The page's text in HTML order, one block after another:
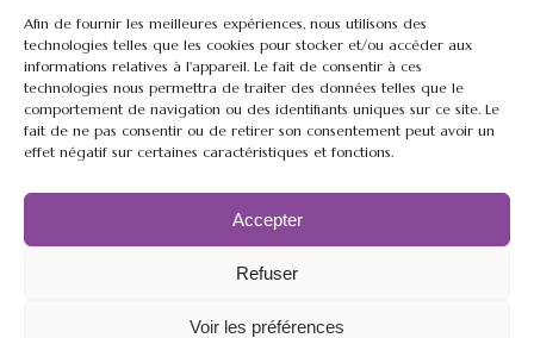
Afin de fournir les meilleures expériences, nous utilisons des
technologies telles que les cookies pour stocker et/ou accéder aux
informations relatives à l'appareil. Le fait de consentir à ces
technologies nous permettra de traiter des données telles que le
comportement de navigation ou des identifiants uniques sur ce site. Le
fait de ne pas consentir ou de retirer son consentement peut avoir un
effet négatif sur certaines caractéristiques et fonctions.
Accepter
Refuser
Voir les préférences
Restez à l'affût de nos nouveautés, nouvelles et promotions de
notre ferme.